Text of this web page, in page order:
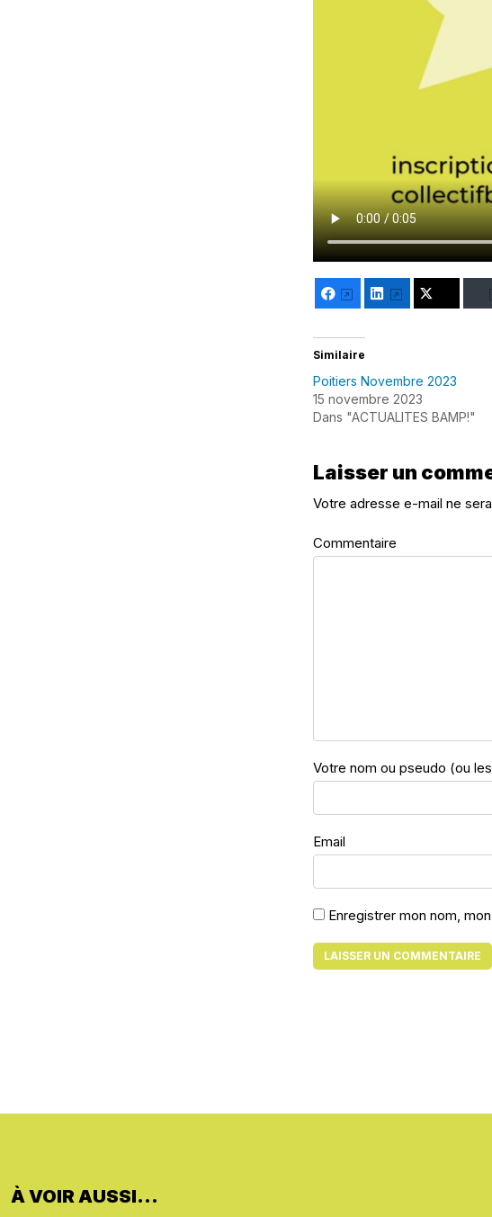
FacebookLinkedIn
Similaire
Poitiers Novembre 2023
15 novembre 2023
Dans "ACTUALITES BAMP!"
Laisser un
Votre adresse e-mail ne
Commentaire
Votre nom ou pseudo (ou
Email
Enregistrer mon nom,
À VOIR AUSSI...